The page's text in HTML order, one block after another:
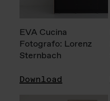
EVA Cucina
Fotografo: Lorenz
Sternbach
Download